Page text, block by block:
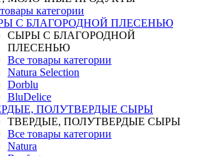
категории
С БЛАГОРОДНОЙ ПЛЕСЕНЬЮ
СЫРЫ С БЛАГОРОДНОЙ
ПЛЕСЕНЬЮ
Все товары категории
Natura Selection
Dorblu
BluDelice
ПОЛУТВЕРДЫЕ СЫРЫ
ТВЕРДЫЕ, ПОЛУТВЕРДЫЕ СЫРЫ
Все товары категории
Natura